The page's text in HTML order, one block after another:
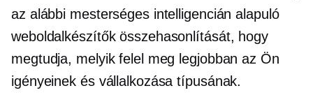
az alábbi mesterséges intelligencián alapuló
weboldalkészítők összehasonlítását, hogy
megtudja, melyik felel meg legjobban az Ön
igényeinek és vállalkozása típusának.